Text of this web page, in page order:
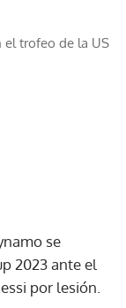
el trofeo de la US
se
2023 ante el
por lesión.